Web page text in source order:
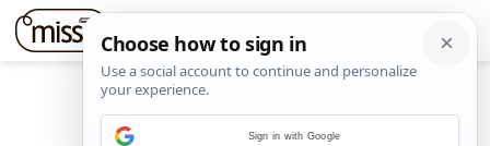
Sign in with Google